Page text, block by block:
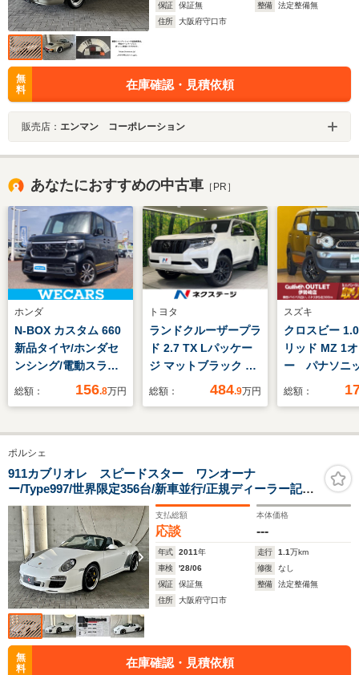
保証
保証無 整備
法定整備無
住所
大阪府守口市
無
料
在庫確認・見積依頼
販売店： エンマン コーポレーション
あなたにおすすめの中古車 ［PR］
ホンダ
N-BOX カスタム 660
新品タイヤ/ホンダセ
ンシング/電動スライ
ドドア/車線逸脱防止
ABS/アイドリングス
トップ/禁煙車/エアバ
ッグ 運転席/エアバッ
グ 助手席
総額： 156.8万円
トヨタ
ランドクルーザープラ
ド 2.7 TX Lパッケー
ジ マットブラック エ
ディション 4WD サン
ックカメラ シートヒ
ョン ETC ルーフレ
ール プッシュスター
ト&スマートキー 純
正18インチAW
Bluetooth接続
総額： 484.9万円
スズキ
クロスビー
リッド MZ 1
ー パナソニ
ビ フルセ
AW 衝突軽
スソナー レ
ルコン 前後
コ シートヒ
総額：
ポルシェ
911カブリオレ スピードスター ワンオーナ
ー/Type997/世界限定356台/新車並行/正規ディーラー記録
簿/BOSEサラウンドサウンドシステム/Speedster専用イ
ンテリア/PCCB/オールレザーインテリア/チェッカーフラ
ッグデザインシート
支払総額
応談
本体価格
---
年式 2011年 走行 1.1万km
車検
'28/06 修復
なし
保証
保証無 整備
法定整備無
住所
大阪府守口市
無
料
在庫確認・見積依頼